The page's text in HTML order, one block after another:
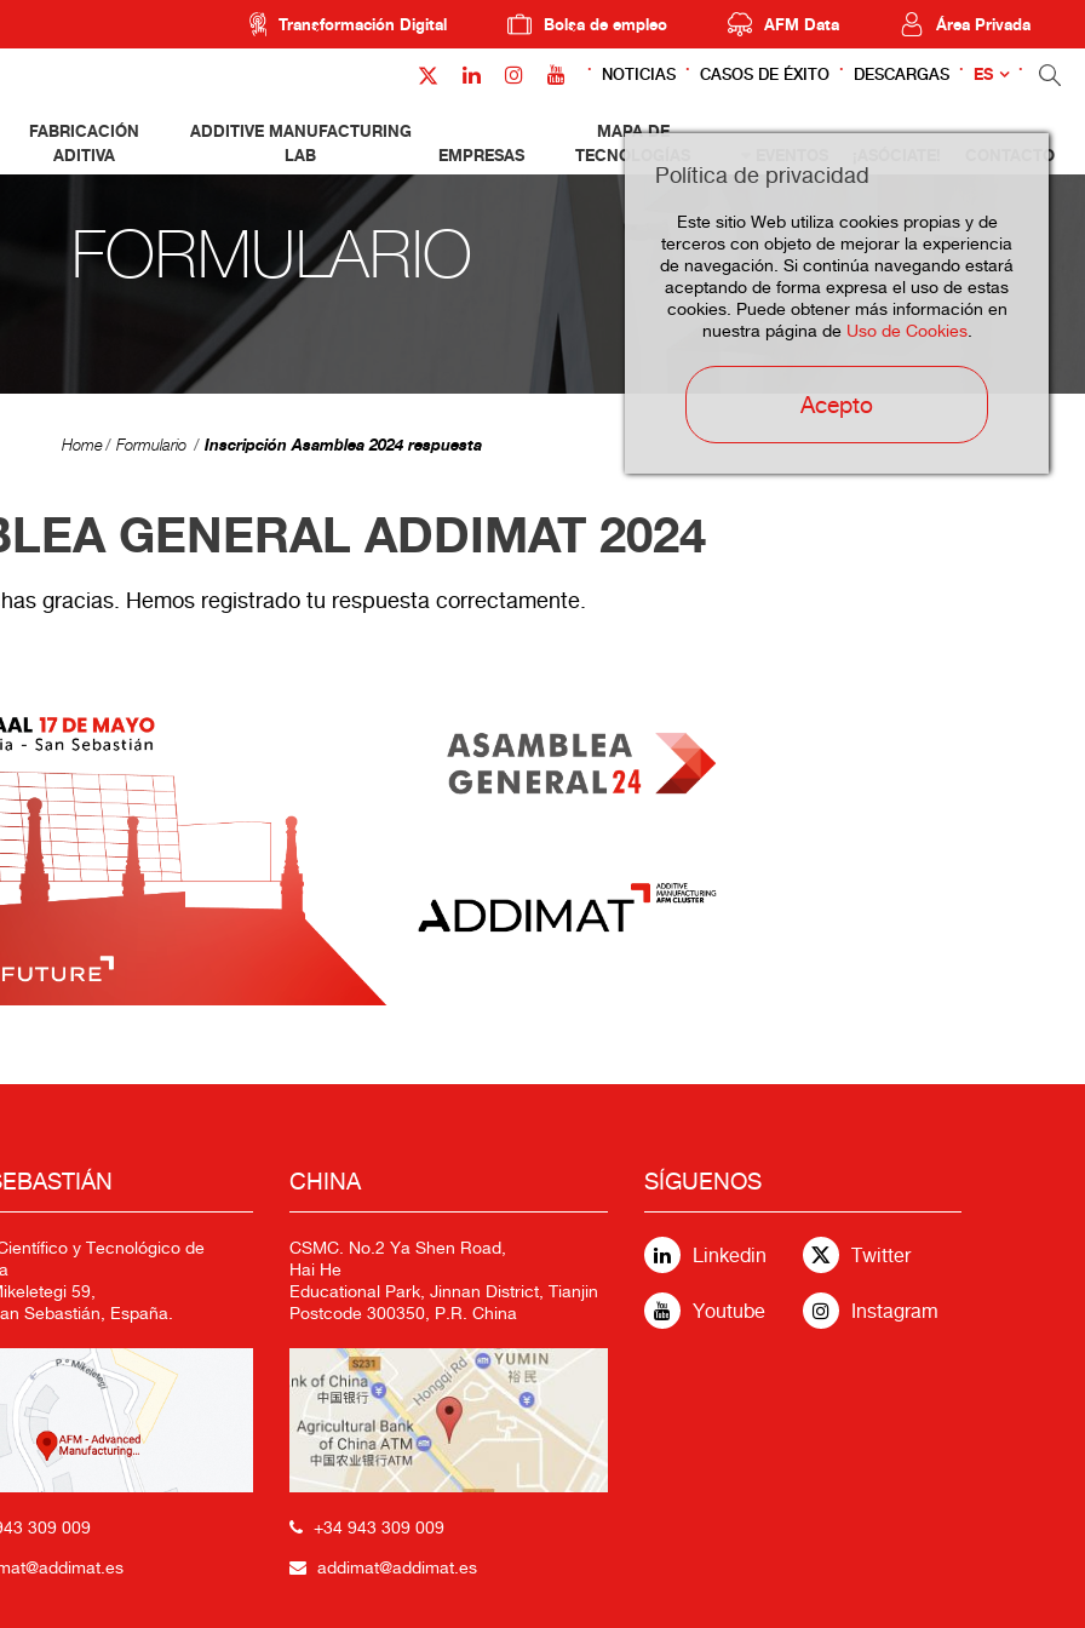
Transformación Digital Bolsa de empleo AFM Data Área Privada
NOTICIAS CASOS DE ÉXITO DESCARGAS ES
FABRICACIÓN
ADITIVA
ADDITIVE MANUFACTURING
LAB
EMPRESAS
MAPA DE
TECNOLOGÍAS
CONTACTO
Política de privacidad
Este sitio Web utiliza cookies propias y de
terceros con objeto de mejorar la experiencia
de navegación. Si continúa navegando estará
aceptando de forma expresa el uso de estas
cookies. Puede obtener más información en
nuestra página de Uso de Cookies.
Acepto
FORMULARIO
Home Formulario Inscripción Asamblea 2024 respuesta
GENERAL ADDIMAT 2024
gracias. Hemos registrado tu respuesta correctamente.
y Tecnológico de
59,
Sebastián, España.
309 009
CHINA
CSMC. No.2 Ya Shen Road,
Hai He
Educational Park, Jinnan District, Tianjin
Postcode 300350, P.R. China
+34 943 309 009
addimat@addimat.es
SÍGUENOS
Linkedin Twitter
Youtube Instagram